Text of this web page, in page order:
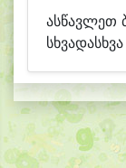
ასწავლეთ